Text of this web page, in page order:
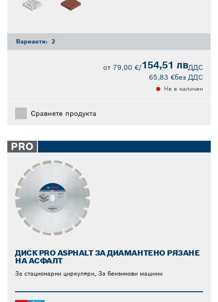
Варианти: 2
от 79,00 €/154,51 лвДДС
65,83 €без ДДС
Не е наличен
Сравнете продукта
PRO
ДИСК PRO ASPHALT ЗА ДИАМАНТЕНО РЯЗАНЕ
НА АСФАЛТ
За стационарни циркуляри, За бензинови машини